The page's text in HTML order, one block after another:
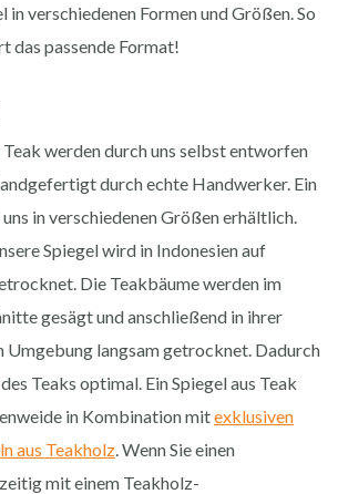
in verschiedenen Formen und Größen. So
das passende Format!
Teak werden durch uns selbst entworfen
durch echte Handwerker. Ein
in verschiedenen Größen erhältlich.
Spiegel wird in Indonesien auf
Die Teakbäume werden im
gesägt und anschließend in ihrer
Umgebung langsam getrocknet. Dadurch
Teaks optimal. Ein Spiegel aus Teak
in Kombination mitexklusiven
aus Teakholz. Wenn Sie einen
mit einem Teakholz-